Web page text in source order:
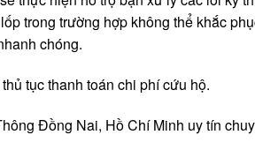
trong trường hợp không thể khắc
chóng.
tục thanh toán chi phí cứu hộ.
Đồng Nai, Hồ Chí Minh uy tín